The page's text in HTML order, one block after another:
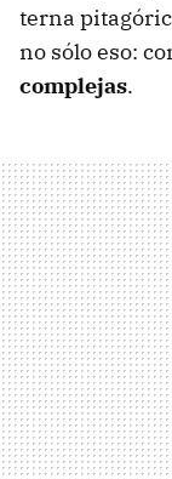
terna
no sólo eso:
complejas.